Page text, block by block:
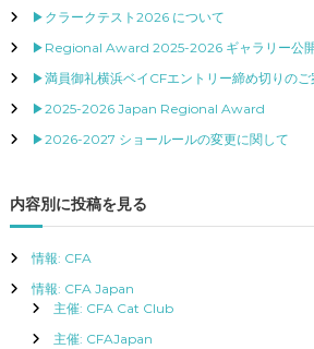
ゲ
ー
シ
ン
▶クラークテスト2026 について
▶Regional Award 2025-2026 ギャラリー公
▶満員御礼横浜ベイCFエントリー締め切りのご
▶2025-2026 Japan Regional Award
▶2026-2027 ショールールの変更に関して
内容別に投稿を見る
情報: CFA
情報: CFA Japan
主催: CFA Cat Club
主催: CFAJapan